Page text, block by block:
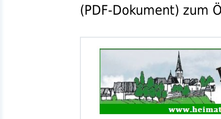
(PDF-Dokument) zum